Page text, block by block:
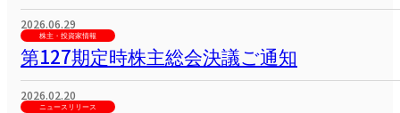
2026.08.06
株主・投資家情報
2027年3月期第1四半期決算短信〔日本基準
2026.07.31
株主・投資家情報